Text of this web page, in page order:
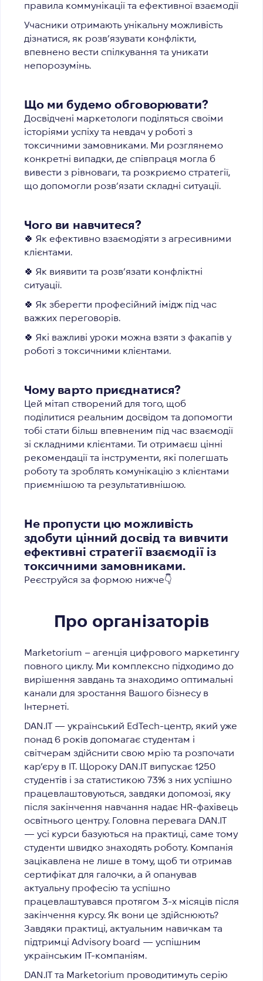
правила коммунікації та ефективної взаємодії
Учасники отримають унікальну можливість
дізнатися, як розв’язувати конфлікти,
впевнено вести спілкування та уникати
непорозумінь.
Що ми будемо обговорювати?
Досвідчені маркетологи поділяться своїми
історіями успіху та невдач у роботі з
токсичними замовниками. Ми розглянемо
конкретні випадки, де співпраця могла б
вивести з рівноваги, та розкриємо стратегії,
що допомогли розв’язати складні ситуації.
Чого ви навчитеся?
🍀 Як ефективно взаємодіяти з агресивними
клієнтами.
🍀 Як виявити та розв’язати конфліктні
ситуації.
🍀 Як зберегти професійний імідж під час
важких переговорів.
🍀 Які важливі уроки можна взяти з факапів у
роботі з токсичними клієнтами.
Чому варто приєднатися?
Цей мітап створений для того, щоб
поділитися реальним досвідом та допомогти
тобі стати більш впевненим під час взаємодії
зі складними клієнтами. Ти отримаєш цінні
рекомендації та інструменти, які полегшать
роботу та зроблять комунікацію з клієнтами
приємнішою та результативнішою.
Не пропусти цю можливість
здобути цінний досвід та вивчити
ефективні стратегії взаємодії із
токсичними замовниками.
Реєструйся за формою нижче👇
Про організаторів
Marketorium – агенція цифрового маркетингу
повного циклу. Ми комплексно підходимо до
вирішення завдань та знаходимо оптимальні
канали для зростання Вашого бізнесу в
Інтернеті.
DAN.IT— український EdTech-центр, який уже
понад 6 років допомагає студентам і
світчерам здійснити свою мрію та розпочати
кар’єру в IT. Щороку DAN.IT випускає 1250
студентів і за статистикою 73% з них успішно
працевлаштовуються, завдяки допомозі, яку
після закінчення навчання надає HR-фахівець
освітнього центру. Головна перевага DAN.IT
— усі курси базуються на практиці, саме тому
студенти швидко знаходять роботу. Компанія
зацікавлена не лише в тому, щоб ти отримав
сертифікат для галочки, а й опанував
актуальну професію та успішно
працевлаштувався протягом 3-х місяців після
закінчення курсу. Як вони це здійснюють?
Завдяки практиці, актуальним навичкам та
підтримці Advisory board — успішним
українським IT-компаніям.
DAN.IT та Marketorium проводитимуть серію